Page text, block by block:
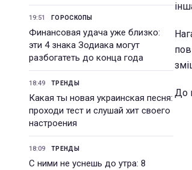
19:51 ГОРОСКОПЫ
Финансовая удача уже близко:
эти 4 знака Зодиака могут
разбогатеть до конца года
18:49 ТРЕНДЫ
Какая ты новая украинская песня:
проходи тест и слушай хит своего
настроения
18:09 ТРЕНДЫ
С ними не уснешь до утра: 8
До